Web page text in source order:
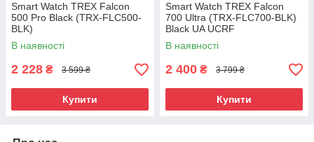
Smart Watch TREX Falcon
500 Pro Black (TRX-FLC500-
BLK)
В наявності
2 228 ₴ 3 599 ₴
Купити
Smart Watch TREX Falcon
700 Ultra (TRX-FLC700-BLK)
Black UA UCRF
В наявності
2 400 ₴ 3 799 ₴
Купити